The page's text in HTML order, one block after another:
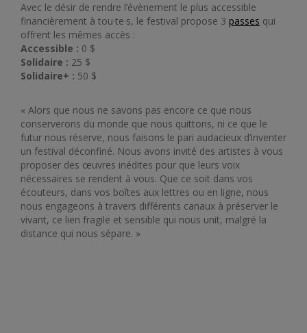
Avec le désir de rendre l’évènement le plus accessible
financièrement à tou·te·s, le festival propose 3 passes qui
offrent les mêmes accès :
Accessible : 0 $
Solidaire : 25 $
Solidaire+ : 50 $
« Alors que nous ne savons pas encore ce que nous
conserverons du monde que nous quittons, ni ce que le
futur nous réserve, nous faisons le pari audacieux d’inventer
un festival déconfiné. Nous avons invité des artistes à vous
proposer des œuvres inédites pour que leurs voix
nécessaires se rendent à vous. Que ce soit dans vos
écouteurs, dans vos boîtes aux lettres ou en ligne, nous
nous engageons à travers différents canaux à préserver le
vivant, ce lien fragile et sensible qui nous unit, malgré la
distance qui nous sépare. »